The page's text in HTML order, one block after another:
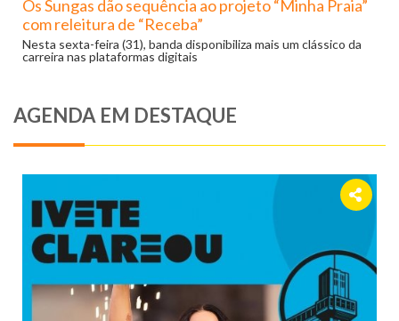
Os Sungas dão sequência ao projeto “Minha Praia”
com releitura de “Receba”
Nesta sexta-feira (31), banda disponibiliza mais um clássico da
carreira nas plataformas digitais
AGENDA EM DESTAQUE